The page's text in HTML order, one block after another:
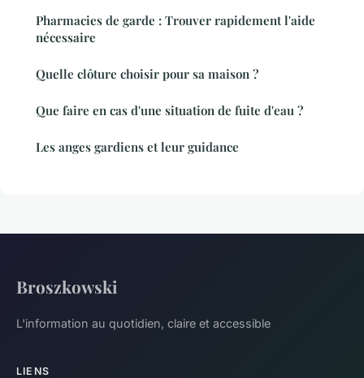
Pharmacies de garde : Trouver rapidement l'aide
nécessaire
Quelle clôture choisir pour sa maison ?
Que faire en cas d'une situation de fuite d'eau ?
Les anges gardiens et leur guidance
Broszkowski
L'information au quotidien, claire et accessible
LIENS